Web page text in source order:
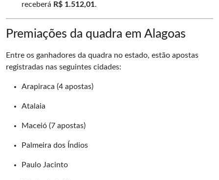
receberá R$ 1.512,01.
Premiações da quadra em Alagoas
Entre os ganhadores da quadra no estado, estão apostas
registradas nas seguintes cidades:
Arapiraca (4 apostas)
Atalaia
Maceió (7 apostas)
Palmeira dos Índios
Paulo Jacinto